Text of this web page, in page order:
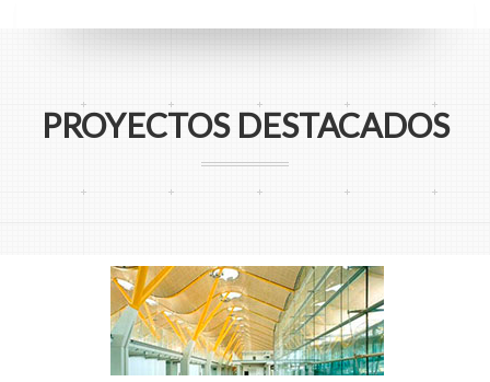
PROYECTOS DESTACADOS